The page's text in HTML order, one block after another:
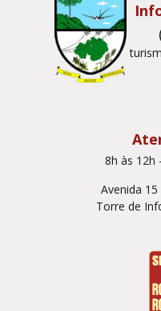
8h às 12h
Avenida
Torre de